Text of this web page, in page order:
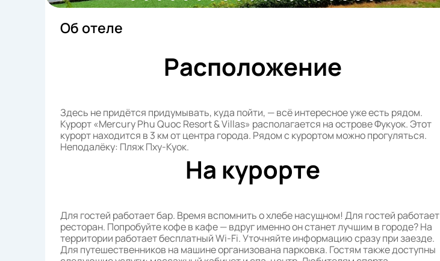
Об отеле
Расположение
Здесь не придётся придумывать, куда пойти, — всё интересное уже есть рядом.
Курорт «Mercury Phu Quoc Resort & Villas» располагается на острове Фукуок. Этот
курорт находится в 3 км от центра города. Рядом с курортом можно прогуляться.
Неподалёку: Пляж Пху-Куок.
На курорте
Для гостей работает бар. Время вспомнить о хлебе насущном! Для гостей работает
ресторан. Попробуйте кофе в кафе — вдруг именно он станет лучшим в городе? На
территории работает бесплатный Wi-Fi. Уточняйте информацию сразу при заезде.
Для путешественников на машине организована парковка. Гостям также доступны